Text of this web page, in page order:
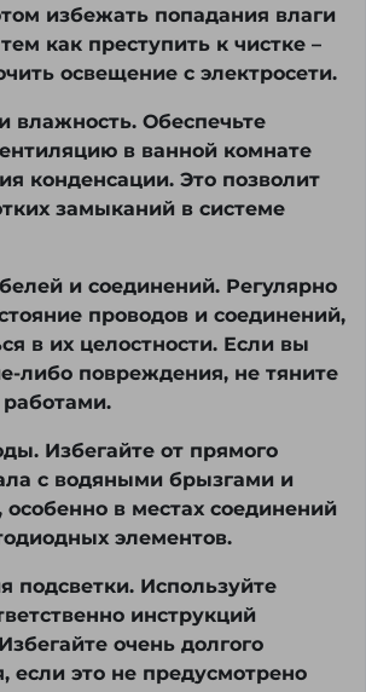
избежать попадания влаги
как преступить к чистке –
освещение с электросети.
влажность. Обеспечьте
в ванной комнате
конденсации. Это позволит
замыканий в системе
и соединений. Регулярно
проводов и соединений,
в их целостности. Если вы
либо повреждения, не тяните
Избегайте от прямого
с водяными брызгами и
в местах соединений
элементов.
подсветки. Используйте
инструкций
очень долгого
если это не предусмотрено